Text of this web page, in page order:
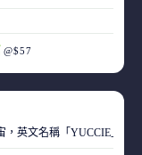
@$57
英文名稱「YUCCIE」，